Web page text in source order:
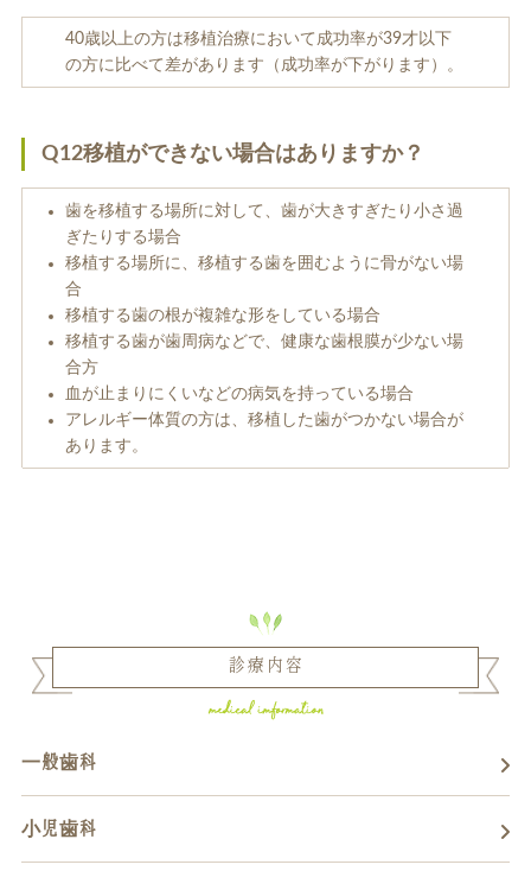
40歳以上の方は移植治療において成功率が39才以下
の方に比べて差があります（成功率が下がります）。
Q12移植ができない場合はありますか？
歯を移植する場所に対して、歯が大きすぎたり小さ過
ぎたりする場合
移植する場所に、移植する歯を囲むように骨がない場
合
移植する歯の根が複雑な形をしている場合
移植する歯が歯周病などで、健康な歯根膜が少ない場
合方
血が止まりにくいなどの病気を持っている場合
アレルギー体質の方は、移植した歯がつかない場合が
あります。
診療内容
一般歯科
小児歯科